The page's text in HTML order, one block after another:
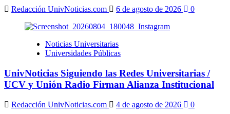
Redacción UnivNoticias.com 6 de agosto de 2026 0
Noticias Universitarias
Universidades Públicas
UnivNoticias Siguiendo las Redes Universitarias /
UCV y Unión Radio Firman Alianza Institucional
Redacción UnivNoticias.com 4 de agosto de 2026
0